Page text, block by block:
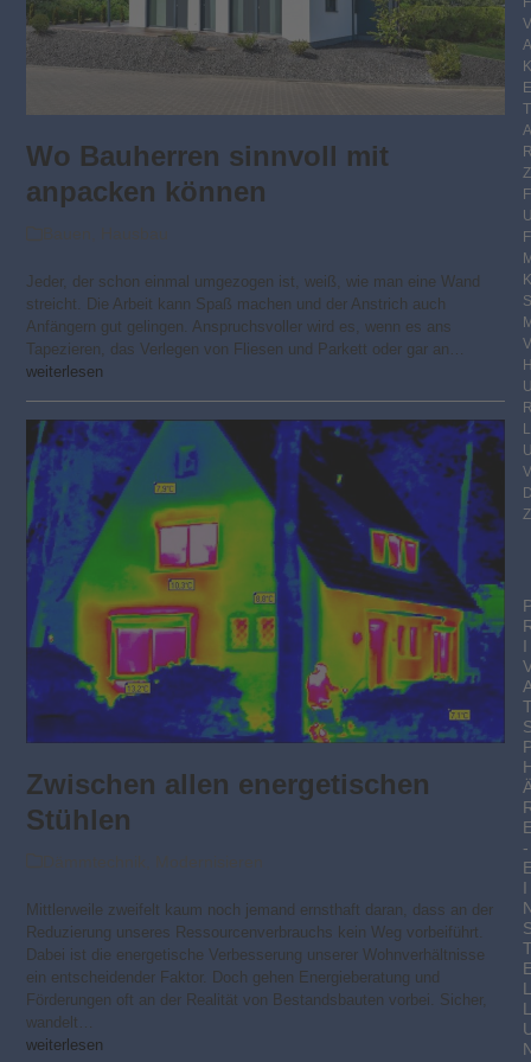
Wo Bauherren sinnvoll mit
anpacken können
Jeder, der schon einmal umgezogen ist, weiß, wie man eine Wand
streicht. Die Arbeit kann Spaß machen und der Anstrich auch
Anfängern gut gelingen. Anspruchsvoller wird es, wenn es ans
Tapezieren, das Verlegen von Fliesen und Parkett oder gar an…
weiterlesen
Zwischen allen ener­ge­tischen
Stühlen
Mittlerweile zweifelt kaum noch jemand ernsthaft daran, dass an der
Reduzierung unseres Ressourcenverbrauchs kein Weg vorbeiführt.
Dabei ist die energetische Verbesserung unserer Wohnverhältnisse
ein entscheidender Faktor. Doch gehen Energieberatung und
Förderungen oft an der Realität von Bestandsbauten vorbei. Sicher,
wandelt…
weiterlesen
I
-
I
L
L